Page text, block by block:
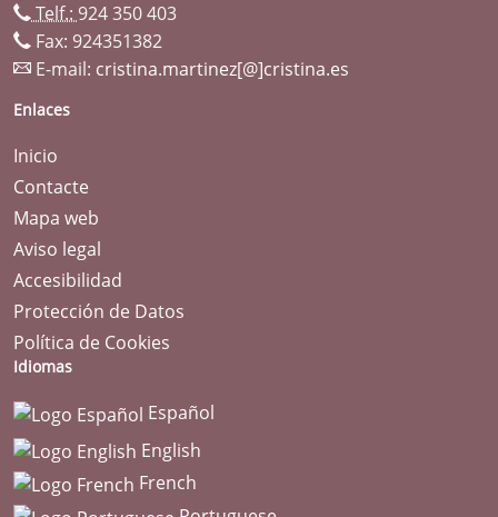
Telf.: 924 350 403
Fax: 924351382
E-mail: cristina.martinez[@]cristina.es
Enlaces
Inicio
Contacte
Mapa web
Aviso legal
Accesibilidad
Protección de Datos
Política de Cookies
Idiomas
Español
English
French